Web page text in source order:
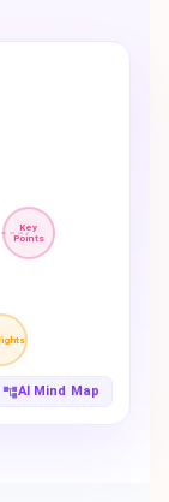
Key
Points
AI Mind Map